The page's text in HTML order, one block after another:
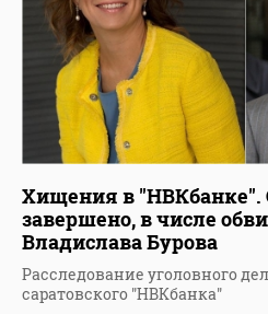
Хищения в "НВКбанке".
завершено, в числе
Владислава Бурова
Расследование уголовного
саратовского "НВКбанка"